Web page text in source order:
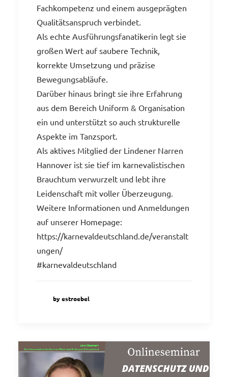
Fachkompetenz und einem ausgeprägten
Qualitätsanspruch verbindet.
Als echte Ausführungsfanatikerin legt sie
großen Wert auf saubere Technik,
korrekte Umsetzung und präzise
Bewegungsabläufe.
Darüber hinaus bringt sie ihre Erfahrung
aus dem Bereich Uniform & Organisation
ein und unterstützt so auch strukturelle
Aspekte im Tanzsport.
Als aktives Mitglied der Lindener Narren
Hannover ist sie tief im karnevalistischen
Brauchtum verwurzelt und lebt ihre
Leidenschaft mit voller Überzeugung.
Weitere Informationen und Anmeldungen
auf unserer Homepage:
https://karnevaldeutschland.de/veranstalt
ungen/
#karnevaldeutschland
by estroebel